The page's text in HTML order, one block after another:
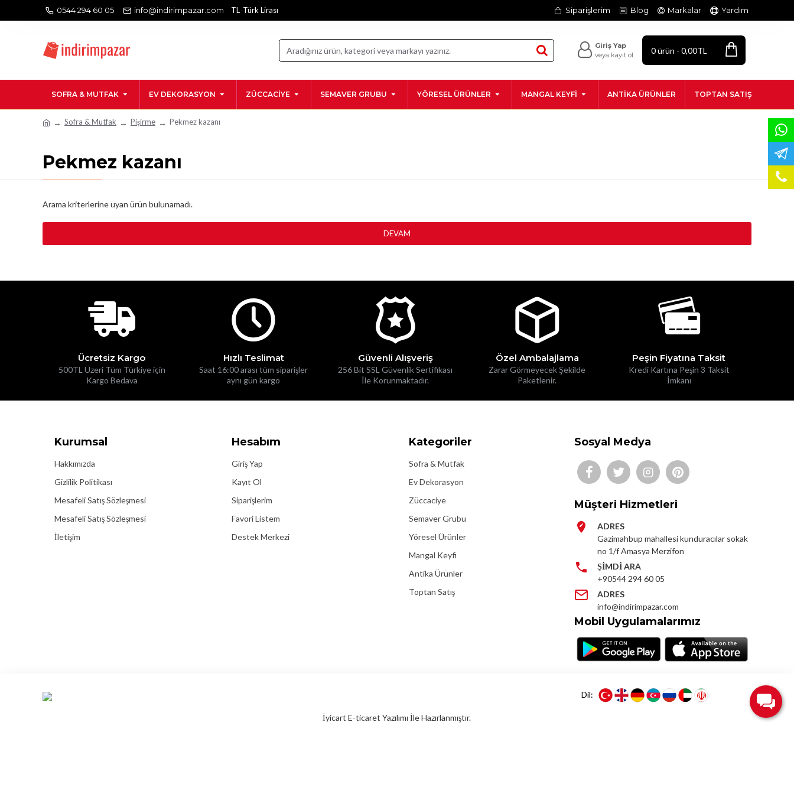
0544 294 60 05 info@indirimpazar.com TL Türk Lirası Siparişlerim Blog Markalar Yardım
Giriş Yap
veya kayıt ol
0 ürün - 0,00TL
SOFRA & MUTFAK EV DEKORASYON ZÜCCACIYE SEMAVER GRUBU YÖRESEL ÜRÜNLER MANGAL KEYFI ANTIKA ÜRÜNLER TOPTAN SATIŞ
Sofra & Mutfak Pişirme Pekmez kazanı
Pekmez kazanı
Arama kriterlerine uyan ürün bulunamadı.
DEVAM
Ücretsiz Kargo
500TL Üzeri Tüm Türkiye için
Kargo Bedava
Hızlı Teslimat
Saat 16:00 arası tüm siparişler
aynı gün kargo
Güvenli Alışveriş
256 Bit SSL Güvenlik Sertifikası
İle Korunmaktadır.
Özel Ambalajlama
Zarar Görmeyecek Şekilde
Paketlenir.
Peşin Fiyatına Taksit
Kredi Kartına Peşin 3 Taksit
İmkanı
Kurumsal
Hakkımızda
Gizlilik Politikası
Mesafeli Satış Sözleşmesi
Mesafeli Satış Sözleşmesi
İletişim
Hesabım
Giriş Yap
Kayıt Ol
Siparişlerim
Favori Listem
Destek Merkezi
Kategoriler
Sofra & Mutfak
Ev Dekorasyon
Züccaciye
Semaver Grubu
Yöresel Ürünler
Mangal Keyfi
Antika Ürünler
Toptan Satış
Sosyal Medya
Müşteri Hizmetleri
ADRES
Gazimahbup mahallesi kunduracılar sokak
no 1/f Amasya Merzifon
ŞİMDİ ARA
+90544 294 60 05
ADRES
info@indirimpazar.com
Mobil Uygulamalarımız
Dil:
İyicart E-ticaret Yazılımı İle Hazırlanmıştır.